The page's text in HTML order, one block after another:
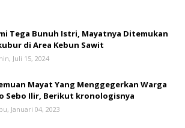
Tega Bunuh Istri, Mayatnya Ditemukan
di Area Kebun Sawit
Juli 15, 2024
Mayat Yang Menggegerkan Warga
Sebo Ilir, Berikut kronologisnya
Januari 04, 2023